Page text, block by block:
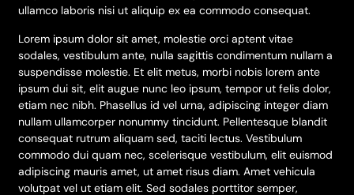
ullamco laboris nisi ut aliquip ex ea commodo consequat.
Lorem ipsum dolor sit amet, molestie orci aptent vitae
sodales, vestibulum ante, nulla sagittis condimentum nullam a
suspendisse molestie. Et elit metus, morbi nobis lorem ante
ipsum dui sit, elit augue nunc leo ipsum, tempor ut felis dolor,
etiam nec nibh. Phasellus id vel urna, adipiscing integer diam
nullam ullamcorper nonummy tincidunt. Pellentesque blandit
consequat rutrum aliquam sed, taciti lectus. Vestibulum
commodo dui quam nec, scelerisque vestibulum, elit euismod
adipiscing mauris amet, ut amet risus diam. Amet vehicula
volutpat vel ut etiam elit. Sed sodales porttitor semper,